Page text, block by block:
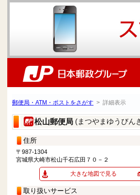
郵便局・ATM・ポストをさがす > 詳細表示
松山郵便局 (まつやまゆうびん
住所
〒987-1304
宮城県大崎市松山千石広田７０－２
大きな地図で見る
取り扱いサービス